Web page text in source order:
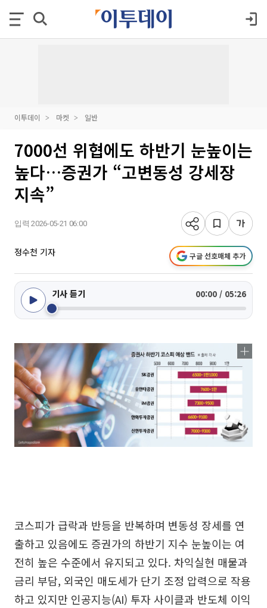
이투데이 마켓 일반
7000선 위협에도 하반기 눈높이는
높다…증권가 “고변동성 강세장
지속”
입력 2026-05-21 06:00
정수천 기자 구글 선호매체 추가
기사 듣기 00:00 / 05:26
코스피가 급락과 반등을 반복하며 변동성 장세를 연
출하고 있음에도 증권가의 하반기 지수 눈높이는 여
전히 높은 수준에서 유지되고 있다. 차익실현 매물과
금리 부담, 외국인 매도세가 단기 조정 압력으로 작용
하고 있지만 인공지능(AI) 투자 사이클과 반도체 이익